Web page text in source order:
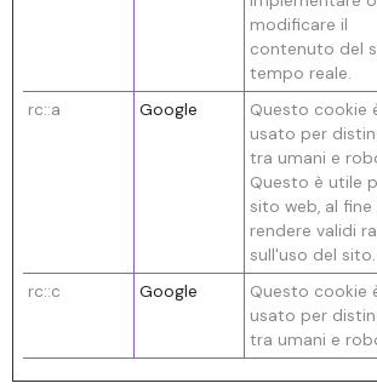
modificare il
contenuto del
tempo reale.
rc::a Google
Questo cookie
usato per
tra umani e
Questo è utile
sito web, al fine
rendere validi
sull'uso del sito.
rc::c Google
Questo cookie
usato per
tra umani e